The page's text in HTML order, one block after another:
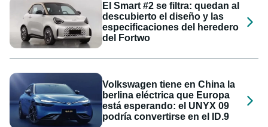
El Smart #2 se filtra: quedan al
descubierto el diseño y las
especificaciones del heredero
del Fortwo
Volkswagen tiene en China la
berlina eléctrica que Europa
está esperando: el UNYX 09
podría convertirse en el ID.9